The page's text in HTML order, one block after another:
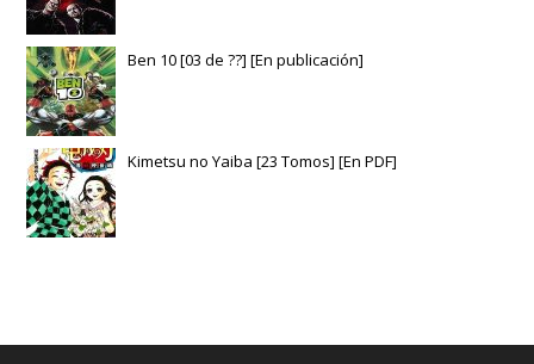
Ben 10 [03 de ??] [En publicación]
Kimetsu no Yaiba [23 Tomos] [En PDF]